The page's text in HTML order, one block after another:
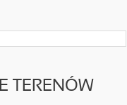
TERENÓW